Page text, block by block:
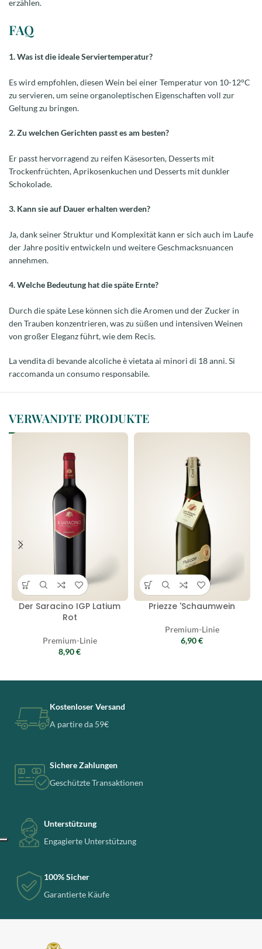
erzählen.
FAQ
1. Was ist die ideale Serviertemperatur?
Es wird empfohlen, diesen Wein bei einer Temperatur von 10-12°C
zu servieren, um seine organoleptischen Eigenschaften voll zur
Geltung zu bringen.
2. Zu welchen Gerichten passt es am besten?
Er passt hervorragend zu reifen Käsesorten, Desserts mit
Trockenfrüchten, Aprikosenkuchen und Desserts mit dunkler
Schokolade.
3. Kann sie auf Dauer erhalten werden?
Ja, dank seiner Struktur und Komplexität kann er sich auch im Laufe
der Jahre positiv entwickeln und weitere Geschmacksnuancen
annehmen.
4. Welche Bedeutung hat die späte Ernte?
Durch die späte Lese können sich die Aromen und der Zucker in
den Trauben konzentrieren, was zu süßen und intensiven Weinen
von großer Eleganz führt, wie dem Recis.
La vendita di bevande alcoliche è vietata ai minori di 18 anni. Si
raccomanda un consumo responsabile.
VERWANDTE PRODUKTE
Der Saracino IGP Latium
Rot
Premium-Linie
8,90€
Priezze 'Schaumwein
Premium-Linie
6,90€
Kostenloser Versand
A partire da 59€
Sichere Zahlungen
Geschützte Transaktionen
Unterstützung
Engagierte Unterstützung
100% Sicher
Garantierte Käufe